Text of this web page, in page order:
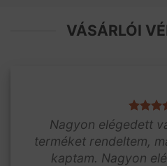
VÁSÁRLÓI
Nagyon elégedett
terméket rendeltem,
kaptam. Nagyon